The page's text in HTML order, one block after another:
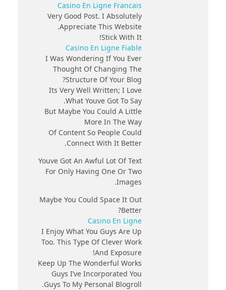
Casino En Ligne Francais
Very Good Post. I Absolutely
Appreciate This Website.
Stick With It!
Casino En Ligne Fiable
I Was Wondering If You Ever
Thought Of Changing The
Structure Of Your Blog?
Its Very Well Written; I Love
What Youve Got To Say.
But Maybe You Could A Little
More In The Way
Of Content So People Could
Connect With It Better.
Youve Got An Awful Lot Of Text
For Only Having One Or Two
Images.
Maybe You Could Space It Out
Better?
Casino En Ligne
I Enjoy What You Guys Are Up
Too. This Type Of Clever Work
And Exposure!
Keep Up The Wonderful Works
Guys I’ve Incorporated You
Guys To My Personal Blogroll.